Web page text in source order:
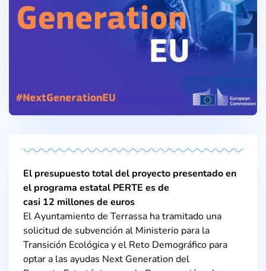
El presupuesto total del proyecto presentado en
el programa estatal PERTE es de
casi 12 millones de euros
El Ayuntamiento de Terrassa ha tramitado una
solicitud de subvención al Ministerio para la
Transición Ecológica y el Reto Demográfico para
optar a las ayudas Next Generation del